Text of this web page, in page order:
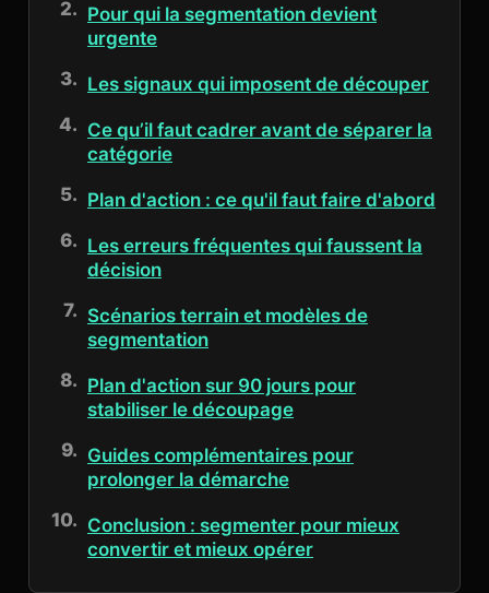
Pour qui la segmentation devient
urgente
Les signaux qui imposent de découper
Ce qu’il faut cadrer avant de séparer la
catégorie
Plan d'action : ce qu'il faut faire d'abord
Les erreurs fréquentes qui faussent la
décision
Scénarios terrain et modèles de
segmentation
Plan d'action sur 90 jours pour
stabiliser le découpage
Guides complémentaires pour
prolonger la démarche
Conclusion : segmenter pour mieux
convertir et mieux opérer